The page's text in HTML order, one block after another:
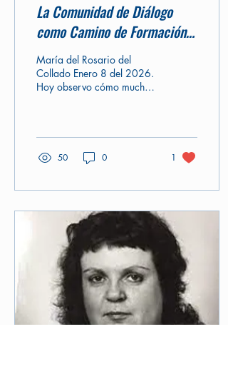
La Comunidad de Diálogo
como Camino de Formación
Humana
María del Rosario del
Collado Enero 8 del 2026.
Hoy observo cómo muchas
leyendo, escuchando y
dándole vueltas a las ideas
en la cabeza. Por ello he
cuantas líneas sobre lo que
hoy permanece en mi
mente. Qué importante es
hablar de la persona
humana y colocarla en el
centro, en un tiempo
histórico en el que la
violencia y la agresividad
están a flor de piel, tanto en
la vida personal como en la
50 0 1